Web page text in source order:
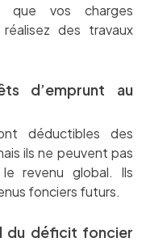
que vos charges
des travaux
d’emprunt au
déductibles des
ils ne peuvent pas
revenu global. Ils
fonciers futurs.
du déficit foncier